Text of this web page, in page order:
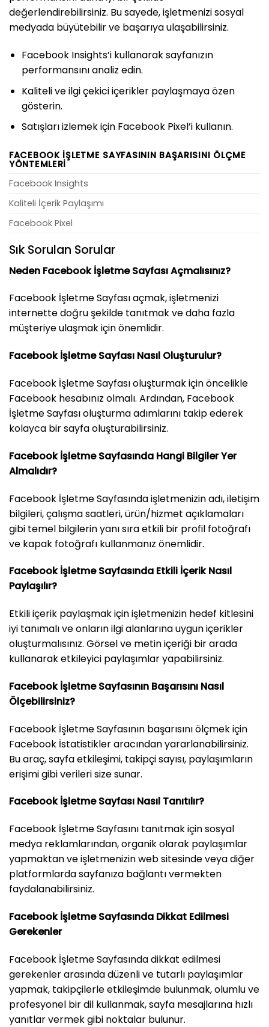
değerlendirebilirsiniz. Bu sayede, işletmenizi sosyal
medyada büyütebilir ve başarıya ulaşabilirsiniz.
Facebook Insights’i kullanarak sayfanızın
performansını analiz edin.
Kaliteli ve ilgi çekici içerikler paylaşmaya özen
gösterin.
Satışları izlemek için Facebook Pixel’i kullanın.
FACEBOOK İŞLETME SAYFASININ BAŞARISINI ÖLÇME
YÖNTEMLERI
Facebook Insights
Kaliteli İçerik Paylaşımı
Facebook Pixel
Sık Sorulan Sorular
Neden Facebook İşletme Sayfası Açmalısınız?
Facebook İşletme Sayfası açmak, işletmenizi
internette doğru şekilde tanıtmak ve daha fazla
müşteriye ulaşmak için önemlidir.
Facebook İşletme Sayfası Nasıl Oluşturulur?
Facebook İşletme Sayfası oluşturmak için öncelikle
Facebook hesabınız olmalı. Ardından, Facebook
İşletme Sayfası oluşturma adımlarını takip ederek
kolayca bir sayfa oluşturabilirsiniz.
Facebook İşletme Sayfasında Hangi Bilgiler Yer
Almalıdır?
Facebook İşletme Sayfasında işletmenizin adı, iletişim
bilgileri, çalışma saatleri, ürün/hizmet açıklamaları
gibi temel bilgilerin yanı sıra etkili bir profil fotoğrafı
ve kapak fotoğrafı kullanmanız önemlidir.
Facebook İşletme Sayfasında Etkili İçerik Nasıl
Paylaşılır?
Etkili içerik paylaşmak için işletmenizin hedef kitlesini
iyi tanımalı ve onların ilgi alanlarına uygun içerikler
oluşturmalısınız. Görsel ve metin içeriği bir arada
kullanarak etkileyici paylaşımlar yapabilirsiniz.
Facebook İşletme Sayfasının Başarısını Nasıl
Ölçebilirsiniz?
Facebook İşletme Sayfasının başarısını ölçmek için
Facebook İstatistikler aracından yararlanabilirsiniz.
Bu araç, sayfa etkileşimi, takipçi sayısı, paylaşımların
erişimi gibi verileri size sunar.
Facebook İşletme Sayfası Nasıl Tanıtılır?
Facebook İşletme Sayfasını tanıtmak için sosyal
medya reklamlarından, organik olarak paylaşımlar
yapmaktan ve işletmenizin web sitesinde veya diğer
platformlarda sayfanıza bağlantı vermekten
faydalanabilirsiniz.
Facebook İşletme Sayfasında Dikkat Edilmesi
Gerekenler
Facebook İşletme Sayfasında dikkat edilmesi
gerekenler arasında düzenli ve tutarlı paylaşımlar
yapmak, takipçilerle etkileşimde bulunmak, olumlu ve
profesyonel bir dil kullanmak, sayfa mesajlarına hızlı
yanıtlar vermek gibi noktalar bulunur.